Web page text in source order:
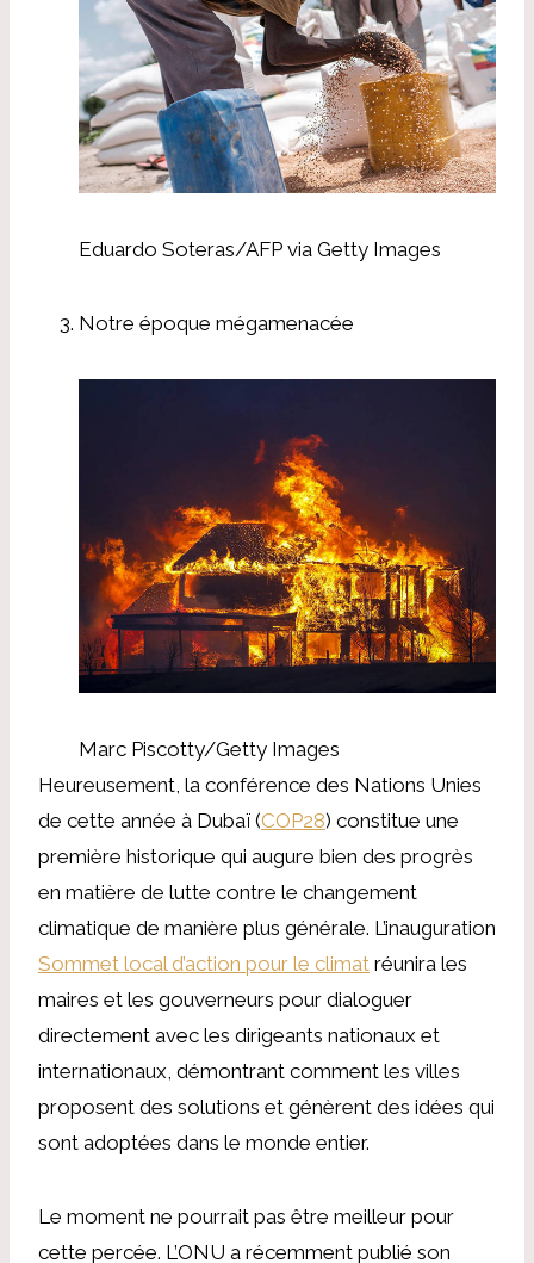
Eduardo Soteras/AFP via Getty Images
Notre époque mégamenacée
Marc Piscotty/Getty Images
Heureusement, la conférence des Nations Unies
de cette année à Dubaï (COP28) constitue une
première historique qui augure bien des progrès
en matière de lutte contre le changement
climatique de manière plus générale. L’inauguration
Sommet local d’action pour le climat réunira les
maires et les gouverneurs pour dialoguer
directement avec les dirigeants nationaux et
internationaux, démontrant comment les villes
proposent des solutions et génèrent des idées qui
sont adoptées dans le monde entier.
Le moment ne pourrait pas être meilleur pour
cette percée. L’ONU a récemment publié son